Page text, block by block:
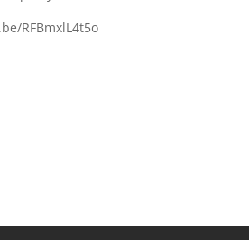
RFBmxlL4t5o